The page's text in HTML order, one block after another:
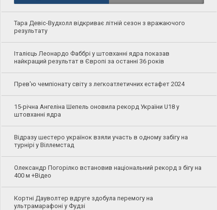
Тара Девіс-Вудхолл відкриває літній сезон з вражаючого
результату
Італієць Леонардо Фаббрі у штовханні ядра показав
найкращий результат в Європі за останні 36 років
Прев'ю чемпіонату світу з легкоатлетичних естафет 2024
15-річна Ангеліна Шепель оновила рекорд України U18 у
штовханні ядра
Відразу шестеро українок взяли участь в одному забігу на
турнірі у Віллемстад
Олександр Погорілко встановив національний рекорд з бігу на
400 м +Відео
Кортні Дауволтер вдруге здобула перемогу на
ультрамарафоні у Фудзі